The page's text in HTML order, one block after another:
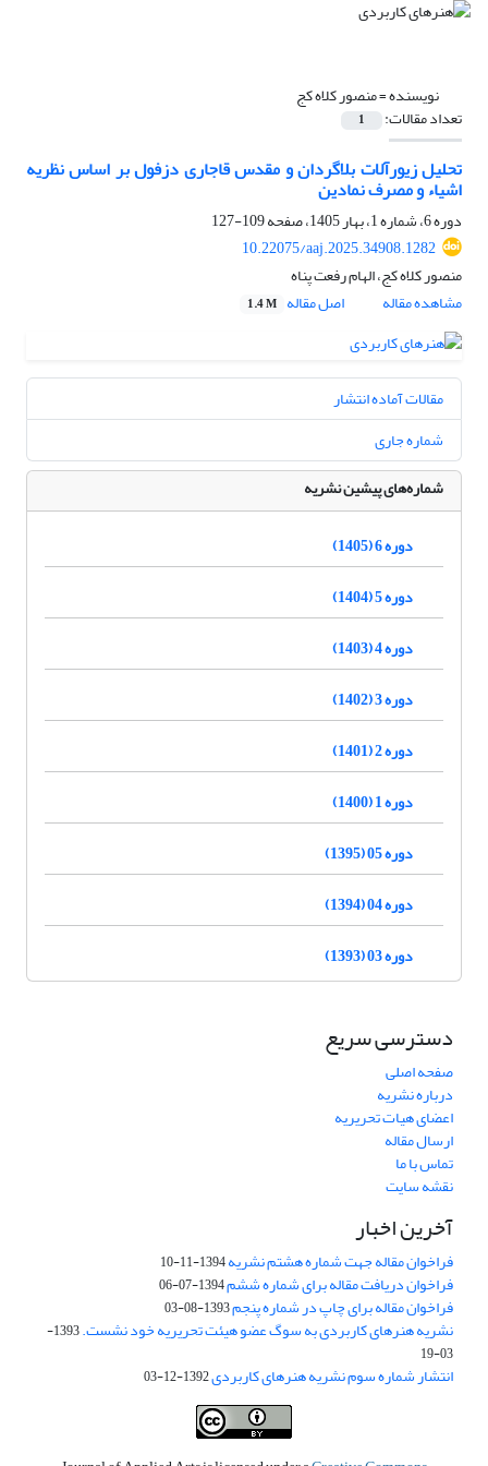
نویسنده =منصور کلاه کج
تعداد مقالات: 1
تحلیل زیورآلات بلاگردان و مقدس قاجاری دزفول بر اساس نظریه
اشیاء و مصرف نمادین
دوره 6، شماره 1، بهار 1405، صفحه
109-127
10.22075/aaj.2025.34908.1282
منصور کلاه کج، الهام رفعت پناه
مشاهده مقاله
اصل مقاله 1.4 M
مقالات آماده انتشار
شماره جاری
شماره‌های پیشین نشریه
دوره 6 (1405)
دوره 5 (1404)
دوره 4 (1403)
دوره 3 (1402)
دوره 2 (1401)
دوره 1 (1400)
دوره 05 (1395)
دوره 04 (1394)
دوره 03 (1393)
دسترسی سریع
صفحه اصلی
درباره نشریه
اعضای هیات تحریریه
ارسال مقاله
تماس با ما
نقشه سایت
آخرین اخبار
فراخوان مقاله جهت شماره هشتم نشریه1394-11-10
فراخوان دریافت مقاله برای شماره ششم1394-07-06
فراخوان مقاله برای چاپ در شماره پنجم1393-08-03
نشریه هنرهای کاربردی به سوگ عضو هیئت تحریریه خود نشست.
1393-
03-19
انتشار شماره سوم نشریه هنرهای کاربردی1392-12-03